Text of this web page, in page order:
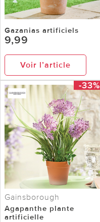
Gazanias artificiels
9,99
Voir l’article
-33%
Gainsborough
Agapanthe plante
artificielle